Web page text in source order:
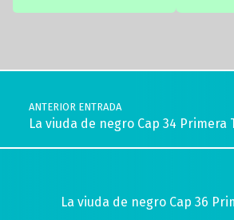
Navegación de entradas
ANTERIOR ENTRADA
La viuda de negro Cap 34 Primera
La viuda de negro Cap 36